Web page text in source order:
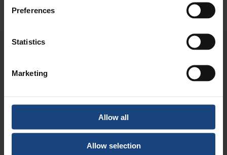
Preferences
Statistics
Marketing
Allow all
Allow selection